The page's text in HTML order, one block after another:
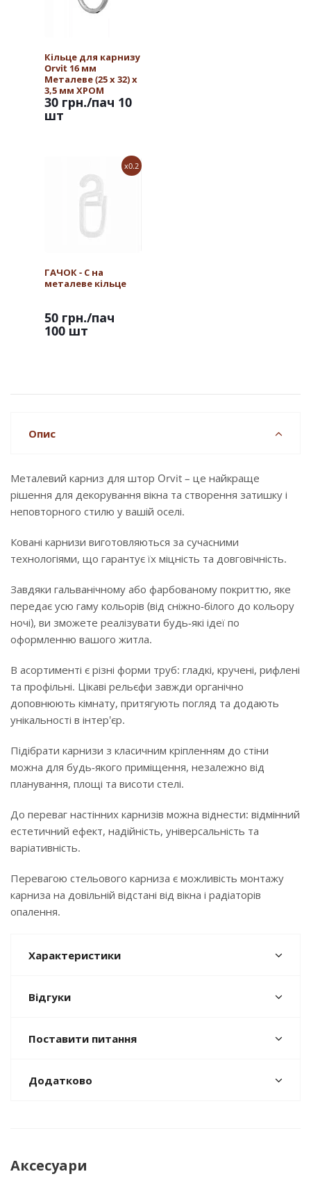
Кільце для карнизу
Orvit 16 мм
Металеве (25 х 32) х
3,5 мм ХРОМ
30 грн./пач 10
шт
x0.2
ГАЧОК - С на
металеве кільце
50 грн./пач
100 шт
Опис
Металевий карниз для штор Orvit – це найкраще
рішення для декорування вікна та створення затишку і
неповторного стилю у вашій оселі.
Ковані карнизи виготовляються за сучасними
технологіями, що гарантує їх міцність та довговічність.
Завдяки гальванічному або фарбованому покриттю, яке
передає усю гаму кольорів (від сніжно-білого до кольору
ночі), ви зможете реалізувати будь-які ідеї по
оформленню вашого житла.
В асортименті є різні форми труб: гладкі, кручені, рифлені
та профільні. Цікаві рельєфи завжди органічно
доповнюють кімнату, притягують погляд та додають
унікальності в інтер'єр.
Підібрати карнизи з класичним кріпленням до стіни
можна для будь-якого приміщення, незалежно від
планування, площі та висоти стелі.
До переваг настінних карнизів можна віднести: відмінний
естетичний ефект, надійність, універсальність та
варіативність.
Перевагою стельового карниза є можливість монтажу
карниза на довільній відстані від вікна і радіаторів
опалення.
Характеристики
Відгуки
Поставити питання
Додатково
Аксесуари